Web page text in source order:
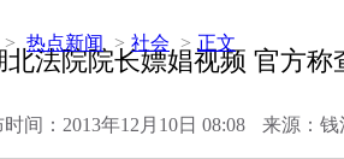
> 热点新闻 > 社会 > 正文
北法院院长嫖娼视频 官方称
时间：2013年12月10日 08:08 来源：钱